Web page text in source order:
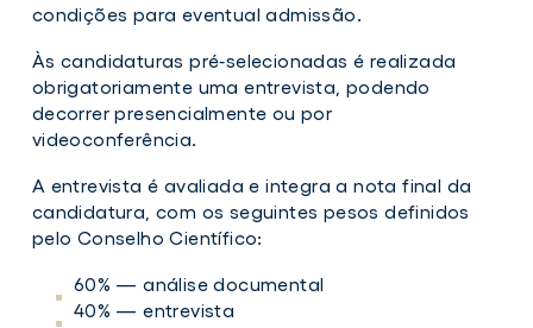
condições para eventual admissão.
Às candidaturas pré‑selecionadas é realizada
obrigatoriamente uma entrevista, podendo
decorrer presencialmente ou por
videoconferência.
A entrevista é avaliada e integra a nota final da
candidatura, com os seguintes pesos definidos
pelo Conselho Científico:
60% — análise documental
40% — entrevista